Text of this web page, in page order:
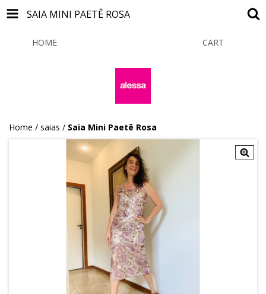
SAIA MINI PAETÊ ROSA
HOME CART
Home / saias / Saia Mini Paetê Rosa